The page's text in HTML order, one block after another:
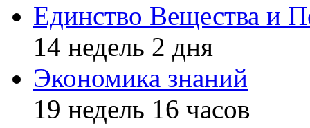
Единство Вещества и
14 недель 2 дня
Экономика знаний
19 недель 16 часов